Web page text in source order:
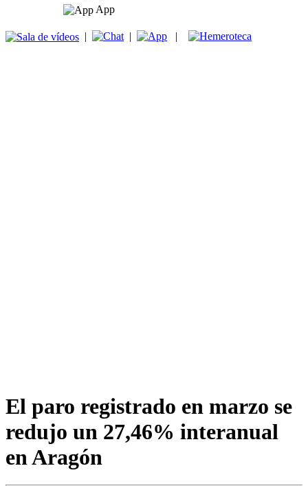
App
| | |
El paro registrado en marzo se
redujo un 27,46% interanual
en Aragón